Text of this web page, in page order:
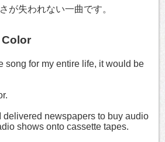
が失われない一曲です。
Color
song for my entire life, it would be
delivered newspapers to buy audio
shows onto cassette tapes.